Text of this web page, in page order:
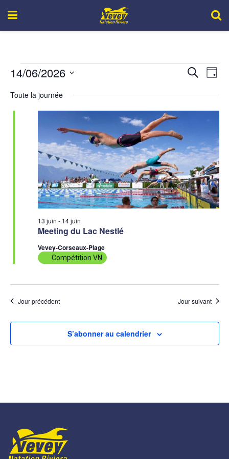
et
vues
Recherche
Jour
14/06/2026
une
Toute la journée
Meeting du Lac Nestlé
13 juin - 14 juin
Vevey-Corseaux-Plage
Compétition VN
Jour précédent Jour suivant
S’abonner au calendrier